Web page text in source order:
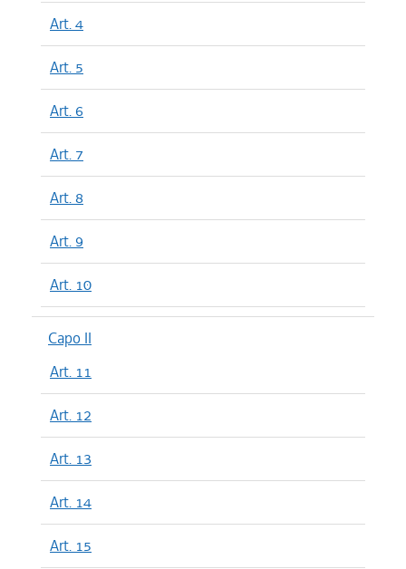
Art. 4
Art. 5
Art. 6
Art. 7
Art. 8
Art. 9
Art. 10
Capo II
Art. 11
Art. 12
Art. 13
Art. 14
Art. 15